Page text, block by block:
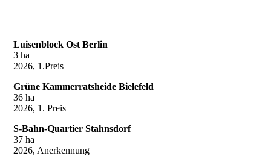
Luisenblock Ost Berlin
3 ha
2026, 1.Preis
Grüne Kammerratsheide Bielefeld
36 ha
2026, 1. Preis
S-Bahn-Quartier Stahnsdorf
37 ha
2026, Anerkennung